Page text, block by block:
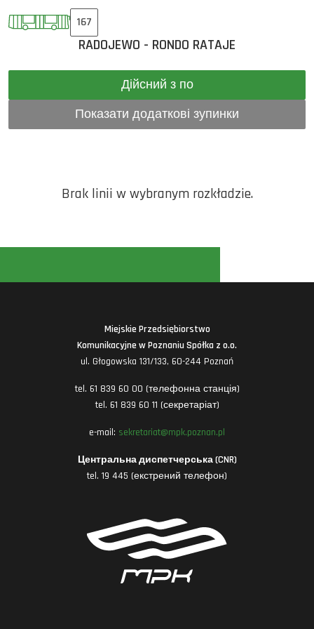
167
RADOJEWO - RONDO RATAJE
Дійсний з по
Показати додаткові зупинки
Brak linii w wybranym rozkładzie.
Miejskie Przedsiębiorstwo
Komunikacyjne w Poznaniu Spółka z o.o.
ul. Głogowska 131/133, 60-244 Poznań
tel. 61 839 60 00 (телефонна станція)
tel. 61 839 60 11 (секретаріат)
e-mail: sekretariat@mpk.poznan.pl
Центральна диспетчерська (CNR)
tel. 19 445 (екстрений телефон)